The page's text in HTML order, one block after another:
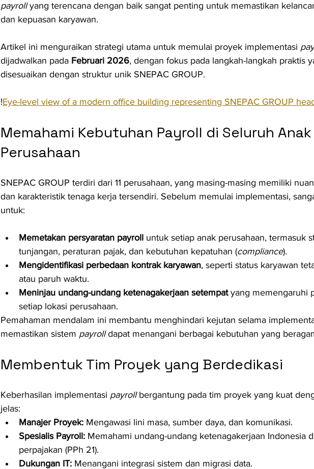
payroll yang terencana dengan baik sangat penting untuk memastikan
dan kepuasan karyawan.
Artikel ini menguraikan strategi utama untuk memulai proyek implementasi
dijadwalkan pada Februari 2026, dengan fokus pada langkah-langkah praktis
disesuaikan dengan struktur unik SNEPAC GROUP.
!Eye-level view of a modern office building representing SNEPAC GROUP
Memahami Kebutuhan Payroll di Seluruh Anak
Perusahaan
SNEPAC GROUP terdiri dari 11 perusahaan, yang masing-masing memiliki
dan karakteristik tenaga kerja tersendiri. Sebelum memulai implementasi,
untuk:
Memetakan persyaratan payroll untuk setiap anak perusahaan, termasuk
tunjangan, peraturan pajak, dan kebutuhan kepatuhan (compliance).
Mengidentifikasi perbedaan kontrak karyawan, seperti status karyawan
atau paruh waktu.
Meninjau undang-undang ketenagakerjaan setempat yang memengaruhi
setiap lokasi perusahaan.
Pemahaman mendalam ini membantu menghindari kejutan selama
memastikan sistem payroll dapat menangani berbagai kebutuhan yang
Membentuk Tim Proyek yang Berdedikasi
Keberhasilan implementasi payroll bergantung pada tim proyek yang kuat
jelas:
Manajer Proyek: Mengawasi lini masa, sumber daya, dan komunikasi.
Spesialis Payroll: Memahami undang-undang ketenagakerjaan Indonesia
perpajakan (PPh 21).
Dukungan IT: Menangani integrasi sistem dan migrasi data.